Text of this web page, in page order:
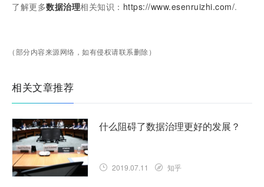
了解更多数据治理相关知识： https://www.esenruizhi.com/.
（部分内容来源网络，如有侵权请联系删除）
相关文章推荐
什么阻碍了数据治理更好的发展？
2019.07.11 知乎